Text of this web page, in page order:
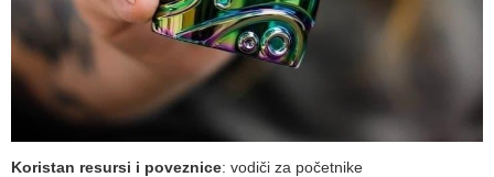
Koristan resursi i poveznice: vodiči za početnike